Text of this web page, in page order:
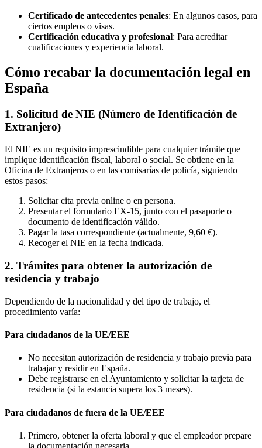
Certificado de antecedentes penales: En algunos casos, para
ciertos empleos o visas.
Certificación educativa y profesional: Para acreditar
cualificaciones y experiencia laboral.
Cómo recabar la documentación legal en
España
1. Solicitud de NIE (Número de Identificación de
Extranjero)
El NIE es un requisito imprescindible para cualquier trámite que
implique identificación fiscal, laboral o social. Se obtiene en la
Oficina de Extranjeros o en las comisarías de policía, siguiendo
estos pasos:
Solicitar cita previa online o en persona.
Presentar el formulario EX-15, junto con el pasaporte o
documento de identificación válido.
Pagar la tasa correspondiente (actualmente, 9,60 €).
Recoger el NIE en la fecha indicada.
2. Trámites para obtener la autorización de
residencia y trabajo
Dependiendo de la nacionalidad y del tipo de trabajo, el
procedimiento varía:
Para ciudadanos de la UE/EEE
No necesitan autorización de residencia y trabajo previa para
trabajar y residir en España.
Debe registrarse en el Ayuntamiento y solicitar la tarjeta de
residencia (si la estancia supera los 3 meses).
Para ciudadanos de fuera de la UE/EEE
Primero, obtener la oferta laboral y que el empleador prepare
la documentación necesaria.